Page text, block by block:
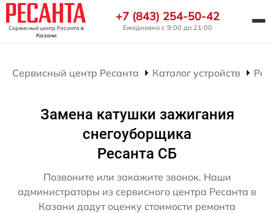
Сервисный центр Ресанта в
Казани
+7 (843) 254-50-42
Ежедневно с 9:00 до 21:00
Сервисный центр Ресанта Каталог устройств
Замена катушки зажигания
снегоуборщика
Ресанта СБ
Позвоните или закажите звонок. Наши
администраторы из сервисного центра Ресанта в
Казани дадут оценку стоимости ремонта